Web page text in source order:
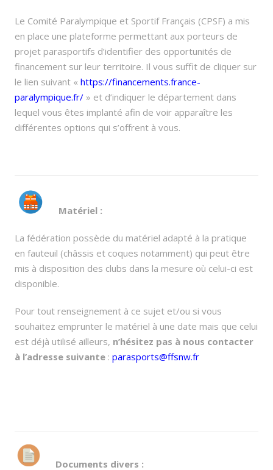
Le Comité Paralympique et Sportif Français (CPSF) a mis
en place une plateforme permettant aux porteurs de
projet parasportifs d’identifier des opportunités de
financement sur leur territoire. Il vous suffit de cliquer sur
le lien suivant « https://financements.france-
paralympique.fr/ » et d’indiquer le département dans
lequel vous êtes implanté afin de voir apparaître les
différentes options qui s’offrent à vous.
Matériel :
La fédération possède du matériel adapté à la pratique
en fauteuil (châssis et coques notamment) qui peut être
mis à disposition des clubs dans la mesure où celui-ci est
disponible.
Pour tout renseignement à ce sujet et/ou si vous
souhaitez emprunter le matériel à une date mais que celui
est déjà utilisé ailleurs, n’hésitez pas à nous contacter
à l’adresse suivante : parasports@ffsnw.fr
Documents divers :